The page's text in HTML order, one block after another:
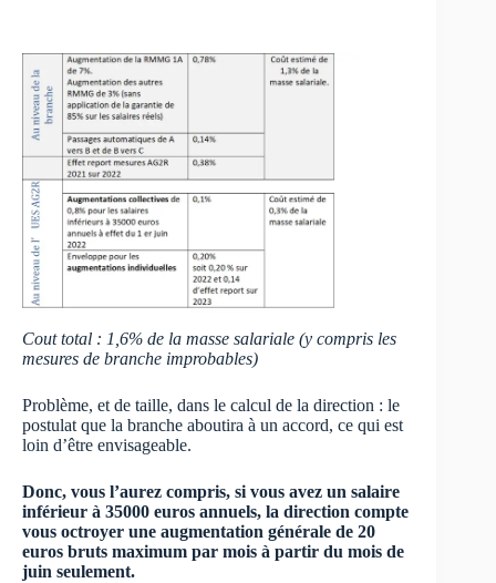
Cout total : 1,6% de la masse salariale (y compris les
mesures de branche improbables)
Problème, et de taille, dans le calcul de la direction : le
postulat que la branche aboutira à un accord, ce qui est
loin d’être envisageable.
Donc, vous l’aurez compris, si vous avez un salaire
inférieur à 35000 euros annuels, la direction compte
vous octroyer une augmentation générale de 20
euros bruts maximum par mois à partir du mois de
juin seulement.